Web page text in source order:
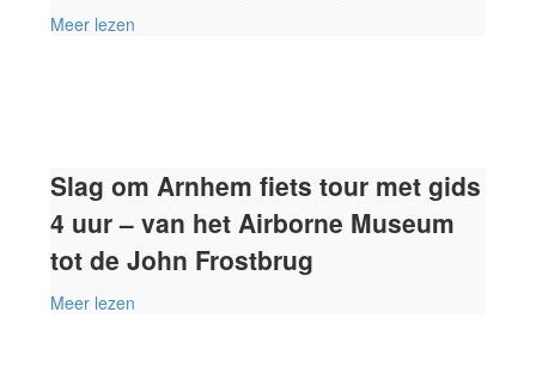
Meer lezen
Slag om Arnhem fiets tour met gids
4 uur – van het Airborne Museum
tot de John Frostbrug
Meer lezen